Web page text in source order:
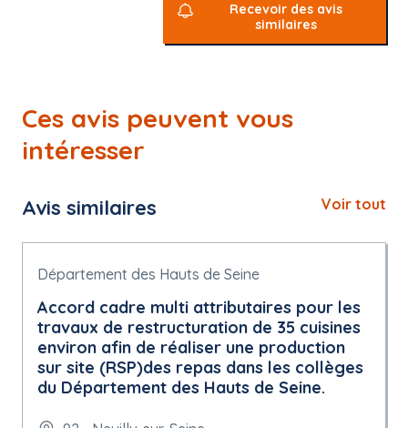
Recevoir des avis
similaires
Ces avis peuvent vous
intéresser
Avis similaires Voir tout
Département des Hauts de Seine
Accord cadre multi attributaires pour les
travaux de restructuration de 35 cuisines
environ afin de réaliser une production
sur site (RSP)des repas dans les collèges
du Département des Hauts de Seine.